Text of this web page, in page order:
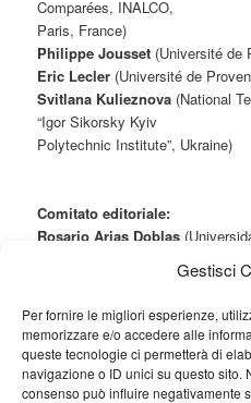
Gestisci
Per fornire le migliori esperienze,
memorizzare e/o accedere alle
queste tecnologie ci permetterà di
navigazione o ID unici su questo sito.
consenso può influire negativamente
Comparées, INALCO,
Paris, France)
Philippe Jousset (Université de
Eric Lecler (Université de
Svitlana Kulieznova (National
“Igor Sikorsky Kyiv
Polytechnic Institute”, Ukraine)
Comitato editoriale:
Rosario Arias Doblas
(già Università degli
Giuseppe Trovato(Università
Alessandra Vicentini(Università